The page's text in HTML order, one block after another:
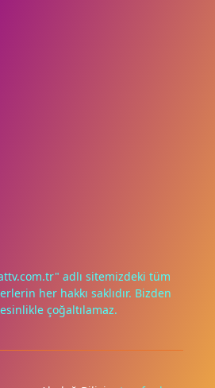
içeriğimizi geliştirmek için çerezler
adlı sitemizdeki tüm
her hakkı saklıdır. Bizden
çoğaltılamaz.